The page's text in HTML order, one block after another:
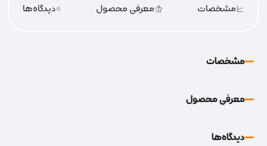
مشخصات معرفی محصول 0دیدگاه‌‌ها
مشخصات
معرفی محصول
دیدگاه‌‌ها